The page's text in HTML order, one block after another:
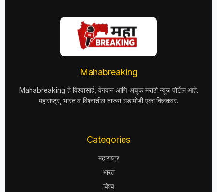
Mahabreaking
Mahabreaking हे विश्वासार्ह, वेगवान आणि अचूक मराठी न्यूज पोर्टल आहे.
महाराष्ट्र, भारत व विश्वातील ताज्या घडामोडी एका क्लिकवर.
Categories
महाराष्ट्र
भारत
विश्व